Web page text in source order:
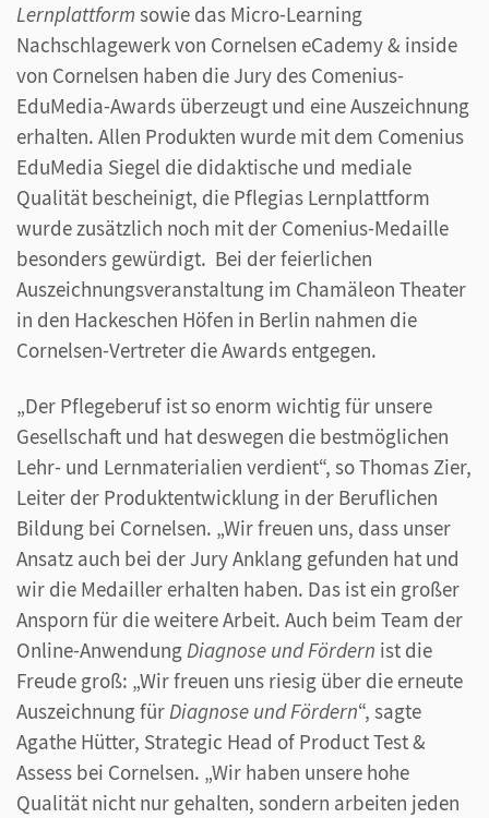
Lernplattformsowie das Micro-Learning
Nachschlagewerk von Cornelsen eCademy & inside
von Cornelsen haben die Jury des Comenius-
EduMedia-Awards überzeugt und eine Auszeichnung
erhalten. Allen Produkten wurde mit dem Comenius
EduMedia Siegel die didaktische und mediale
Qualität bescheinigt, die Pflegias Lernplattform
wurde zusätzlich noch mit der Comenius-Medaille
besonders gewürdigt. Bei der feierlichen
Auszeichnungsveranstaltung im Chamäleon Theater
in den Hackeschen Höfen in Berlin nahmen die
Cornelsen-Vertreter die Awards entgegen.
„Der Pflegeberuf ist so enorm wichtig für unsere
Gesellschaft und hat deswegen die bestmöglichen
Lehr- und Lernmaterialien verdient“, so Thomas Zier,
Leiter der Produktentwicklung in der Beruflichen
Bildung bei Cornelsen. „Wir freuen uns, dass unser
Ansatz auch bei der Jury Anklang gefunden hat und
wir die Medailler erhalten haben. Das ist ein großer
Ansporn für die weitere Arbeit. Auch beim Team der
Online-AnwendungDiagnose und Fördern ist die
Freude groß: „Wir freuen uns riesig über die erneute
Auszeichnung fürDiagnose und Fördern“, sagte
Agathe Hütter, Strategic Head of Product Test &
Assess bei Cornelsen. „Wir haben unsere hohe
Qualität nicht nur gehalten, sondern arbeiten jeden